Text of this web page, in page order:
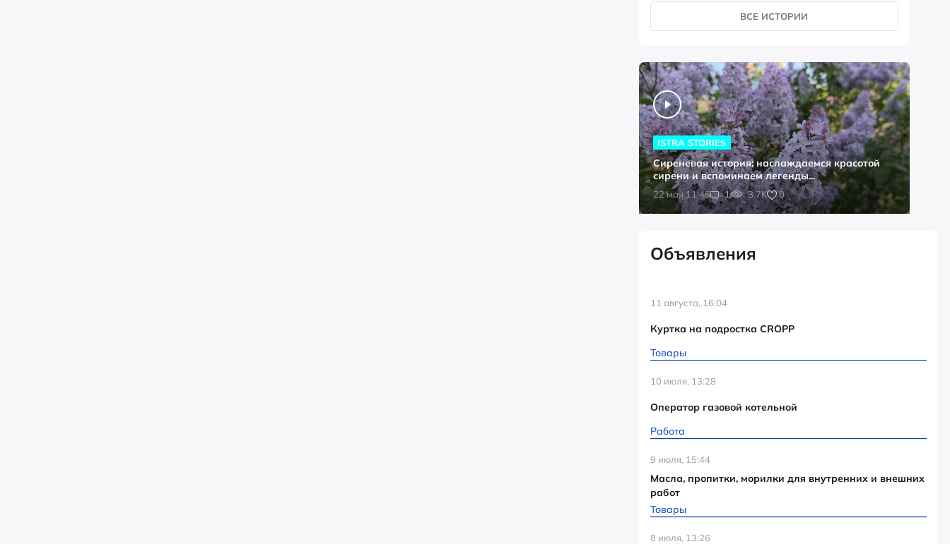
ВСЕ ИСТОРИИ
22 мая 11:45 1 3.7K 0
ISTRA STORIES
Сиреневая история: наслаждаемся красотой
сирени и вспоминаем легенды...
Объявления
11 августа, 16:04
Куртка на подростка CROPP
Товары
10 июля, 13:28
Оператор газовой котельной
Работа
9 июля, 15:44
Масла, пропитки, морилки для внутренних и внешних
работ
Товары
8 июля, 13:26